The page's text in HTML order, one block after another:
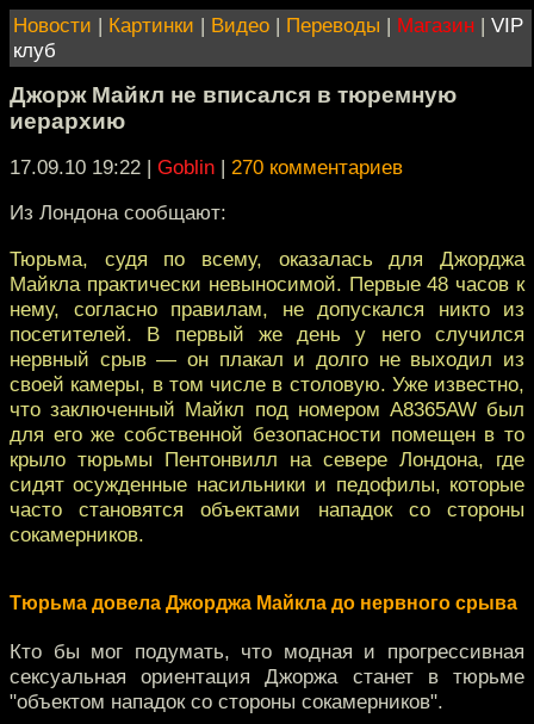
Новости | Картинки | Видео | Переводы | Магазин | VIP
клуб
Джорж Майкл не вписался в тюремную
иерархию
17.09.10 19:22 | Goblin | 270 комментариев
Из Лондона сообщают:
Тюрьма, судя по всему, оказалась для Джорджа
Майкла практически невыносимой. Первые 48 часов к
нему, согласно правилам, не допускался никто из
посетителей. В первый же день у него случился
нервный срыв — он плакал и долго не выходил из
своей камеры, в том числе в столовую. Уже известно,
что заключенный Майкл под номером A8365AW был
для его же собственной безопасности помещен в то
крыло тюрьмы Пентонвилл на севере Лондона, где
сидят осужденные насильники и педофилы, которые
часто становятся объектами нападок со стороны
сокамерников.
Тюрьма довела Джорджа Майкла до нервного срыва
Кто бы мог подумать, что модная и прогрессивная
сексуальная ориентация Джоржа станет в тюрьме
"объектом нападок со стороны сокамерников".